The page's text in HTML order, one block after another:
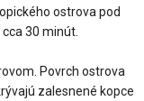
ostrova pod
30 minút.
Povrch ostrova
zalesnené kopce